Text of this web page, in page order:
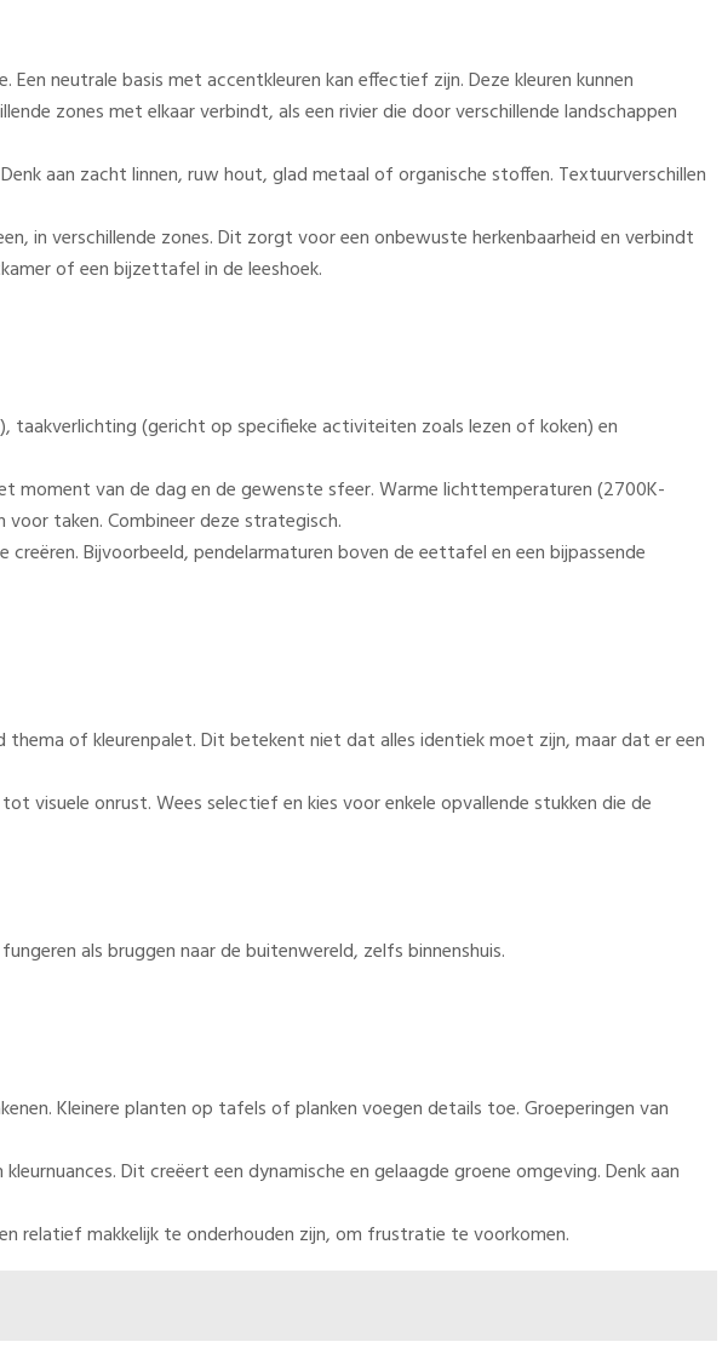
neutrale basis met accentkleuren kan effectief zijn. Deze kleuren kunnen
zones met elkaar verbindt, als een rivier die door verschillende landschappen
aan zacht linnen, ruw hout, glad metaal of organische stoffen. Textuurverschillen
in verschillende zones. Dit zorgt voor een onbewuste herkenbaarheid en verbindt
of een bijzettafel in de leeshoek.
taakverlichting (gericht op specifieke activiteiten zoals lezen of koken) en
moment van de dag en de gewenste sfeer. Warme lichttemperaturen (2700K-
taken. Combineer deze strategisch.
Bijvoorbeeld, pendelarmaturen boven de eettafel en een bijpassende
of kleurenpalet. Dit betekent niet dat alles identiek moet zijn, maar dat er een
visuele onrust. Wees selectief en kies voor enkele opvallende stukken die de
als bruggen naar de buitenwereld, zelfs binnenshuis.
Kleinere planten op tafels of planken voegen details toe. Groeperingen van
Dit creëert een dynamische en gelaagde groene omgeving. Denk aan
relatief makkelijk te onderhouden zijn, om frustratie te voorkomen.